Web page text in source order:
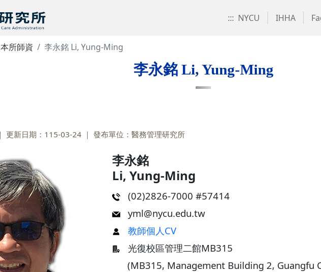
::: NYCU IHHA
本所師資 李永銘 Li, Yung-Ming
李永銘 Li, Yung-Ming
更新日期：115-03-24 發布單位：醫務管理研究所
李永銘
Li, Yung-Ming
(02)2826-7000 #57414
yml@nycu.edu.tw
教師個人CV
光復校區管理二館MB315
(MB315, Management Building 2, Guangfu